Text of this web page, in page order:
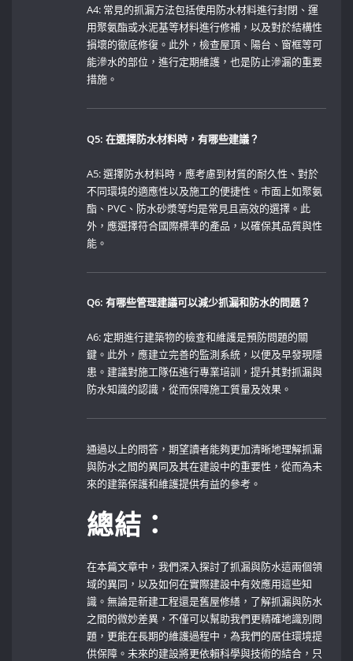
A4: 常見的抓漏方法包括使用防水材料進行封閉、運
用聚氨酯或水泥基等材料進行修補，以及對於結構性
損壞的徹底修復。此外，檢查屋頂、陽台、窗框等可
能滲水的部位，進行定期維護，也是防止滲漏的重要
措施。
Q5: ​在選擇防水材料時，有哪些建議？
A5: 選擇防水材料時，應考慮到材質的耐久性、對於
不同環境的適應性以及施工的便捷性。市面上如聚氨
酯、PVC、防水砂漿等均是常見且高效的選擇。此
外，應選擇符合國際標準的產品，以確保其品質與性
能。
Q6: 有哪些管理建議可以減少抓漏和防水的問題？
A6: 定期進行建築物的檢查和維護是預防問題的關
鍵。此外，應建立完善的監測系統，以便及早發現隱
患。建議對施工隊伍進行專業培訓，提升其對抓漏與
防水知識的認識，從而保障施工質量及效果。
通過以上的問答，期望讀者能夠更加清晰地理解抓漏
與防水之間的異同及其在建設中的重要性，從而為未
來的建築保護和維護提供有益的參考。⁤
總結：
在本篇文章中，我們深入探討了抓漏與防水這兩個領
域的異同，以及如何在實際建設中有效應用這些知
識。無論是新建工程還是舊屋修繕，了解抓漏與防水
之間的微妙差異，不僅可以幫助我們更精確地識別問
題，更能在長期的維護過程中，為我們的居住環境提
供保障。未來的建設將更依賴科學與技術的結合，只